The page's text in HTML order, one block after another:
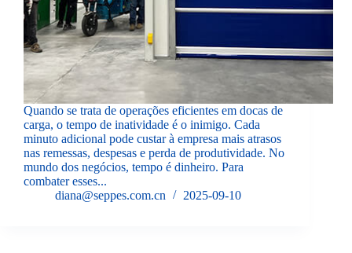
Quando se trata de operações eficientes em docas de
carga, o tempo de inatividade é o inimigo. Cada
minuto adicional pode custar à empresa mais atrasos
nas remessas, despesas e perda de produtividade. No
mundo dos negócios, tempo é dinheiro. Para
combater esses...
diana@seppes.com.cn
2025-09-10